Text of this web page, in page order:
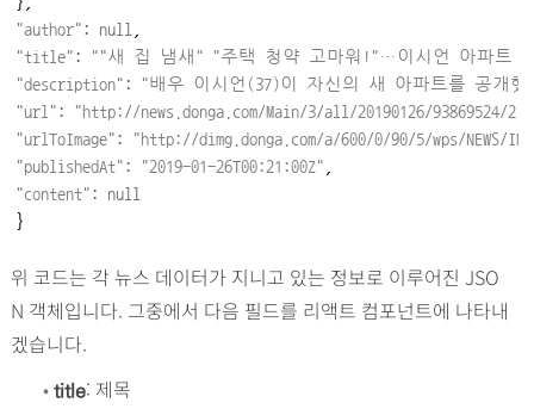
"author" : null
"title" : ""새 집 냄새 " "주택 청약 고마워 ! " … 이시언 아파트
"description" : "배우 이시언 (37) 이 자신의 새 아파트를 공개했
"url " : " http://news.donga.com/Main/3/all/20190126/93869524/2
"urlToImage" : " http://dimg.donga.com/a/600/0/90/5/wps/NEWS/
"publishedAt" : "2019-01-26T00:21:00Z"
"content" : null
}
위 코드는 각 뉴스 데이터가 지니고 있는 정보로 이루어진 JSO
N 객체입니다. 그중에서 다음 필드를 리액트 컴포넌트에 나타내
겠습니다.
• title: 제목